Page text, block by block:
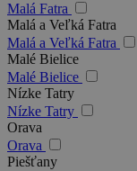
Malá Fatra
Malá a Veľká Fatra
Malá a Veľká Fatra
Malé Bielice
Malé Bielice
Nízke Tatry
Nízke Tatry
Orava
Orava
Piešťany